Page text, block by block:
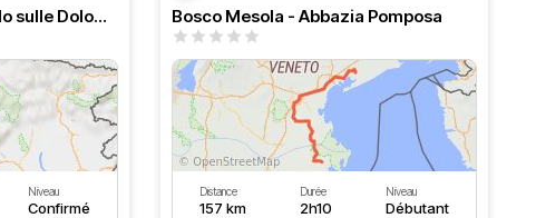
Dolomitico giro ad anello sulle Dolomiti
Niveau
Confirmé
Bosco Mesola - Abbazia Pomposa
Distance
157 km
Durée
2h10
Niveau
Débutant